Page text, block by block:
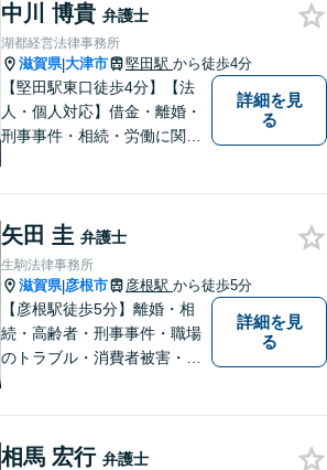
中川 博貴 弁護士
湖都経営法律事務所
滋賀県|大津市 堅田駅 から徒歩4分
【堅田駅東口徒歩4分】【法
人・個人対応】借金・離婚・
刑事事件・相続・労働に関す
お話をお聞かせください。
【無料駐車場あり】
詳細を見
る
矢田 圭 弁護士
生駒法律事務所
滋賀県|彦根市 彦根駅 から徒歩5分
【彦根駅徒歩5分】離婚・相
続・高齢者・刑事事件・職場
のトラブル・消費者被害・法
詳細を見
る
相馬 宏行 弁護士